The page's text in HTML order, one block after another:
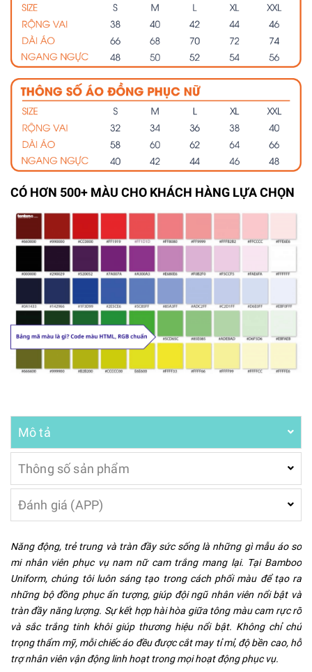
CÓ HƠN 500+ MÀU CHO KHÁCH HÀNG LỰA CHỌN
Mô tả
Thông số sản phẩm
Đánh giá (APP)
Năng động, trẻ trung và tràn đầy sức sống là những gì mẫu áo sơ
mi nhân viên phục vụ nam nữ cam trắngmang lại. Tại Bamboo
Uniform, chúng tôi luôn sáng tạo trong cách phối màu để tạo ra
những bộ đồng phục ấn tượng, giúp đội ngũ nhân viên nổi bật và
tràn đầy năng lượng. Sự kết hợp hài hòa giữa tông màu cam rực rỡ
và sắc trắng tinh khôi giúp thương hiệu nổi bật. Không chỉ chú
trọng thẩm mỹ, mỗi chiếc áo đều được cắt may tỉ mỉ, độ bền cao, hỗ
trợ nhân viên vận động linh hoạt trong mọi hoạt động phục vụ.